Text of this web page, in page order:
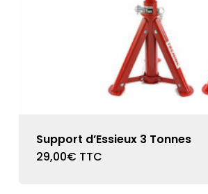
Support d’Essieux 3 Tonnes
29,00€ TTC